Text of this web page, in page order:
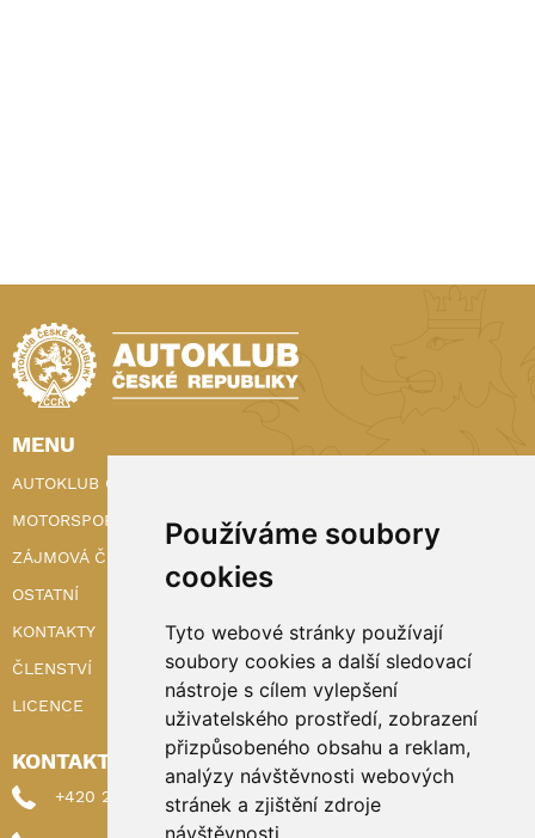
Používáme soubory
cookies
Tyto webové stránky používají
soubory cookies a další sledovací
nástroje s cílem vylepšení
uživatelského prostředí, zobrazení
přizpůsobeného obsahu a reklam,
analýzy návštěvnosti webových
stránek a zjištění zdroje
návštěvnosti.
MENU
AUTOKLUB ČR
MOTORSPORT
ZÁJMOVÁ ČINNOST
OSTATNÍ
KONTAKTY
ČLENSTVÍ
LICENCE
KONTAKTY
+420 222 898 224 (sekretariat)